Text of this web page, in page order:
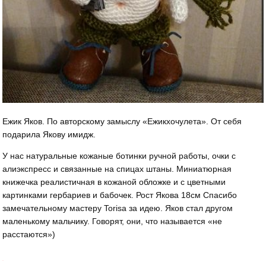
Ежик Яков. По авторскому замыслу «Ежикхочулета». От себя
подарила Якову имидж.
У нас натуральные кожаные ботинки ручной работы, очки с
алиэкспресс и связанные на спицах штаны. Миниатюрная
книжечка реалистичная в кожаной обложке и с цветными
картинками гербариев и бабочек. Рост Якова 18см Спасибо
замечательному мастеру Torisa за идею. Яков стал другом
маленькому мальчику. Говорят, они, что называется «не
расстаются»)